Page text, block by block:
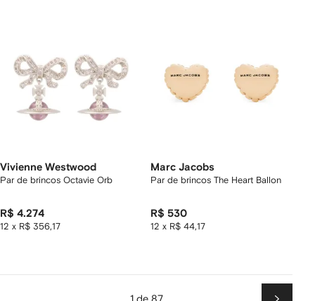
Vivienne Westwood
Par de brincos Octavie Orb
R$ 4.274
12 x R$ 356,17
Marc Jacobs
Par de brincos The Heart Ballon
R$ 530
12 x R$ 44,17
1 de 87